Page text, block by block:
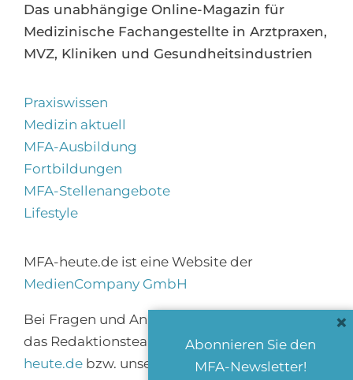
Das unabhängige Online-Magazin für
Medizinische Fachangestellte in Arztpraxen,
MVZ, Kliniken und Gesundheitsindustrien
Praxiswissen
Medizin aktuell
MFA-Ausbildung
Fortbildungen
MFA-Stellenangebote
Lifestyle
MFA-heute.de ist eine Website der
MedienCompany GmbH
Bei Fragen und Anregungen erreichen Sie
das Redaktionsteam überinfo@mfa-
heute.debzw. unser Kontaktformular.
Abonnieren Sie den
MFA-Newsletter!
×